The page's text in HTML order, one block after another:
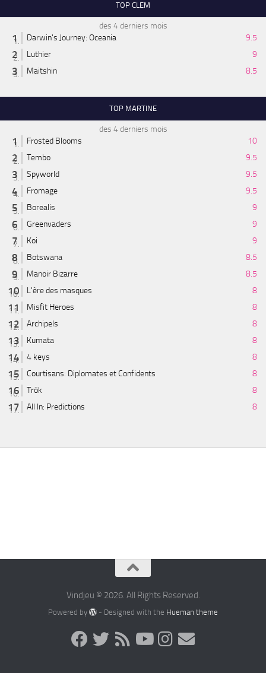
TOP CLEM
des 4 derniers mois
Darwin's Journey: Oceania
9.5
Luthier
9
Maitshin
8.5
TOP MARTINE
des 4 derniers mois
Frosted Blooms
10
Tembo
9.5
Spyworld
9.5
Fromage
9.5
Borealis
9
Greenvaders
9
Koi
9
Botswana
8.5
Manoir Bizarre
8.5
L'ère des masques
8
Misfit Heroes
8
Archipels
8
Kumata
8
4 keys
8
Courtisans: Diplomates et Confidents
8
Trök
8
All In: Predictions
8
Vindjeu © 2026. All Rights Reserved.
Powered by - Designed with the Hueman theme